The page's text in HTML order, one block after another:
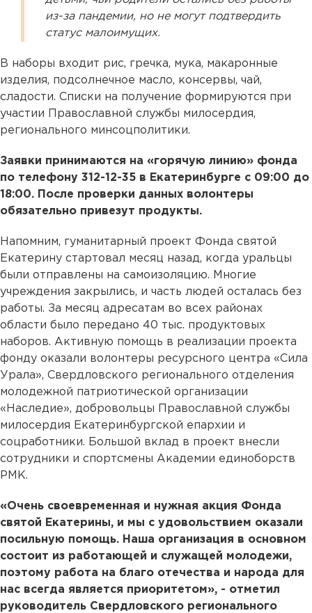
из-за пандемии, но не могут подтвердить
статус малоимущих.
В наборы входит рис, гречка, мука, макаронные
изделия, подсолнечное масло, консервы, чай,
сладости. Списки на получение формируются при
участии Православной службы милосердия,
регионального минсоцполитики.
Заявки принимаются на «горячую линию» фонда
по телефону 312-12-35 в Екатеринбурге с 09:00 до
18:00. После проверки данных волонтеры
обязательно привезут продукты.
Напомним, гуманитарный проект Фонда святой
Екатерину стартовал месяц назад, когда уральцы
были отправлены на самоизоляцию. Многие
учреждения закрылись, и часть людей осталась без
работы. За месяц адресатам во всех районах
области было передано 40 тыс. продуктовых
наборов. Активную помощь в реализации проекта
фонду оказали волонтеры ресурсного центра «Сила
Урала», Свердловского регионального отделения
молодежной патриотической организации
«Наследие», добровольцы Православной службы
милосердия Екатеринбургской епархии и
соцработники. Большой вклад в проект внесли
сотрудники и спортсмены Академии единоборств
РМК.
«Очень своевременная и нужная акция Фонда
святой Екатерины, и мы с удовольствием оказали
посильную помощь. Наша организация в основном
состоит из работающей и служащей молодежи,
поэтому работа на благо отечества и народа для
нас всегда является приоритетом», - отметил
руководитель Свердловского регионального